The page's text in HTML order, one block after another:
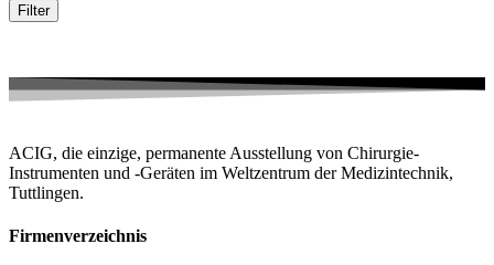
Filter
ACIG, die einzige, permanente Ausstellung von Chirurgie-
Instrumenten und -Geräten im Weltzentrum der Medizintechnik,
Tuttlingen.
Firmenverzeichnis